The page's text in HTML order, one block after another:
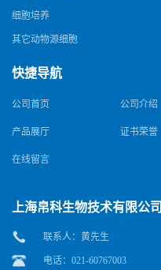
细胞培养
其它动物源细胞
快捷导航
公司首页 公司介绍
产品展厅 证书荣誉
在线留言
上海帛科生物技术有限公司
联系人：黄先生
电话：021-60767003